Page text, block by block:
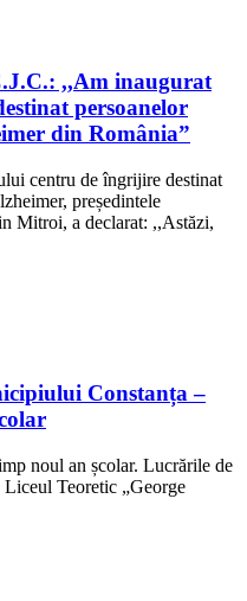
,,Am inaugurat
persoanelor
din România”
centru de îngrijire destinat
președintele
Mitroi, a declarat: ,,Astăzi,
Constanța –
noul an școlar. Lucrările de
Teoretic „George